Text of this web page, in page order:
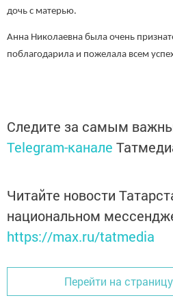
дочь с матерью.
Анна Николаевна была очень
поблагодарила и пожелала всем
Следите за самым
Telegram-канале
Читайте новости
национальном
https://max.ru/tatmedia
Перейти на